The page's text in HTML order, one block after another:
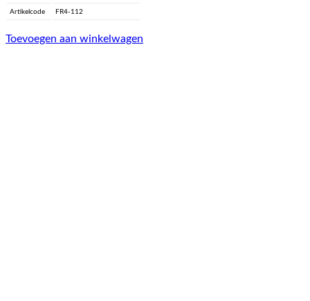
Artikelcode FR4-112
Toevoegen aan winkelwagen